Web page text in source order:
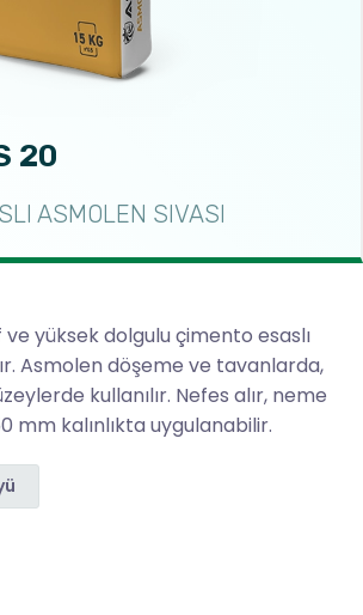
20
ASMOLEN SIVASI
ve yüksek dolgulu çimento esaslı
Asmolen döşeme ve tavanlarda,
kullanılır. Nefes alır, neme
mm kalınlıkta uygulanabilir.